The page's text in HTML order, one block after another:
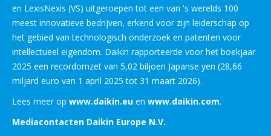
en LexisNexis (VS) uitgeroepen tot een van 's werelds 100
meest innovatieve bedrijven, erkend voor zijn leiderschap op
het gebied van technologisch onderzoek en patenten voor
intellectueel eigendom. Daikin rapporteerde voor het boekjaar
2025 een recordomzet van 5,02 biljoen Japanse yen (28,66
miljard euro van 1 april 2025 tot 31 maart 2026).
Lees meer op www.daikin.eu en www.daikin.com.
Mediacontacten Daikin Europe N.V.